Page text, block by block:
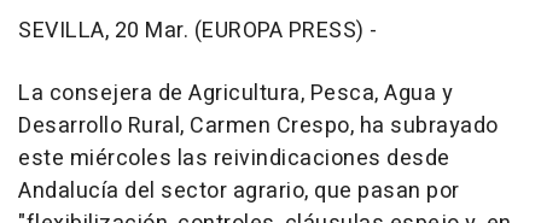
SEVILLA, 20 Mar. (EUROPA PRESS) -
La consejera de Agricultura, Pesca, Agua y
Desarrollo Rural, Carmen Crespo, ha subrayado
este miércoles las reivindicaciones desde
Andalucía del sector agrario, que pasan por